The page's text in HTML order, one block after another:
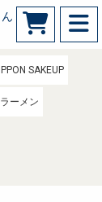
SAKEUP
ラーメン